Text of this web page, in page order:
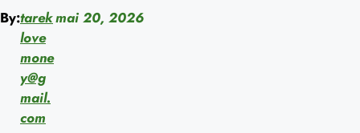
By:tarek
love
mone
y@g
mail.
com
mai 20, 2026